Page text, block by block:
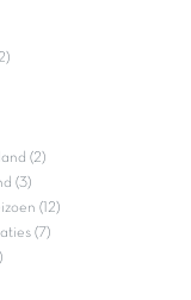
(2)
(3)
(12)
(7)